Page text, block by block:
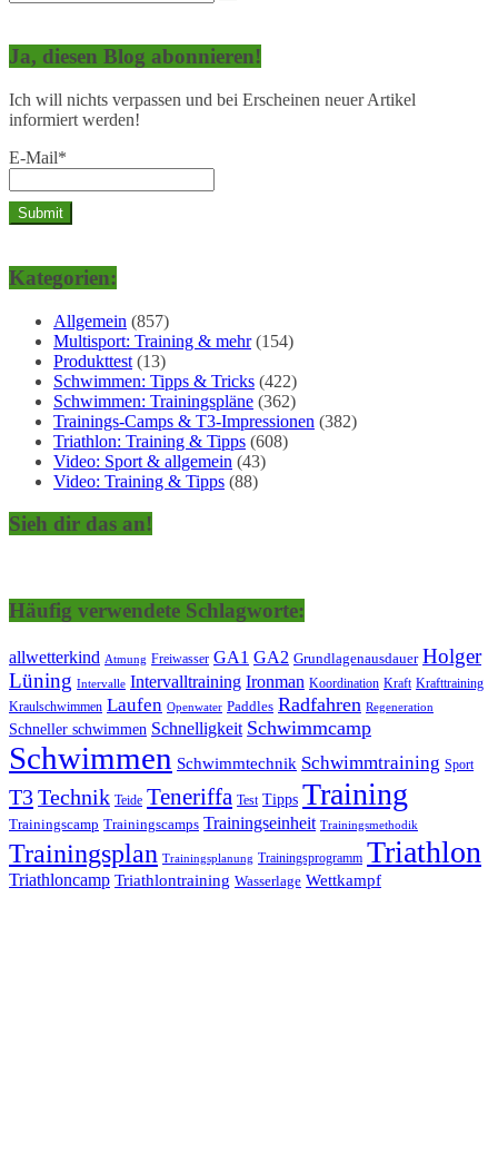
Ja, diesen Blog abonnieren!
Ich will nichts verpassen und bei Erscheinen neuer Artikel
informiert werden!
E-Mail*
Kategorien:
Allgemein (857)
Multisport: Training & mehr(154)
Produkttest (13)
Schwimmen: Tipps & Tricks (422)
Schwimmen: Trainingspläne (362)
Trainings-Camps & T3-Impressionen (382)
Triathlon: Training & Tipps (608)
Video: Sport & allgemein (43)
Video: Training & Tipps (88)
Sieh dir das an!
Häufig verwendete Schlagworte:
allwetterkind Atmung Freiwasser GA1 GA2 Grundlagenausdauer Holger
Lüning Intervalle Intervalltraining Ironman Koordination Kraft Krafttraining
Kraulschwimmen Laufen Openwater Paddles Radfahren Regeneration
Schneller schwimmen Schnelligkeit Schwimmcamp
Schwimmen Schwimmtechnik Schwimmtraining Sport
T3Technik Teide Teneriffa Test Tipps Training
Trainingscamp Trainingscamps Trainingseinheit Trainingsmethodik
Trainingsplan Trainingsplanung Trainingsprogramm Triathlon
Triathloncamp Triathlontraining Wasserlage Wettkampf